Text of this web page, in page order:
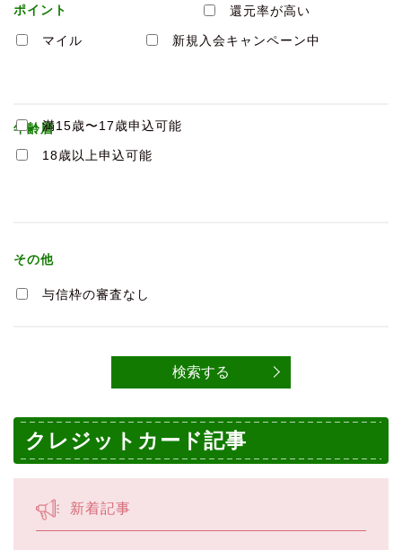
還元率が高い
マイル 新規入会キャンペーン中
満15歳〜17歳申込可能
18歳以上申込可能
ポイント
年齢層
その他
与信枠の審査なし
クレジットカード記事
新着記事